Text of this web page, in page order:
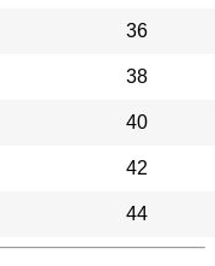
36
38
40
42
44